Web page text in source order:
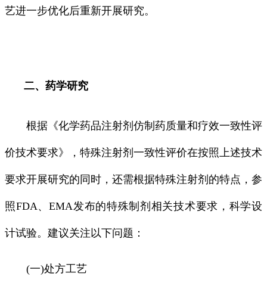
艺进一步优化后重新开展研究。
二、药学研究
根据《化学药品注射剂仿制药质量和疗效一致性评
价技术要求》，特殊注射剂一致性评价在按照上述技术
要求开展研究的同时，还需根据特殊注射剂的特点，参
照FDA、EMA发布的特殊制剂相关技术要求，科学设
计试验。建议关注以下问题：
(一)处方工艺